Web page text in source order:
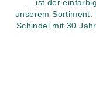
... ist der
unserem Sortiment.
Schindel mit 30